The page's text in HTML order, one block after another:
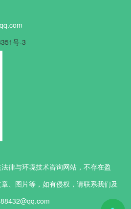
号-3
律与环境技术咨询网站，不存在盈
、图片等，如有侵权，请联系我们及